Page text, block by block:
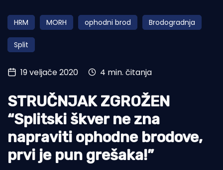
Obala
Otoci
Turizam i nautika
Pomorstvo
Ekologija
Tradicija i kultura
HRM MORH ophodni brod Brodogradnja
Split
19 veljače 2020 4 min. čitanja
STRUČNJAK ZGROŽEN
“Splitski škver ne zna
napraviti ophodne brodove,
prvi je pun grešaka!”